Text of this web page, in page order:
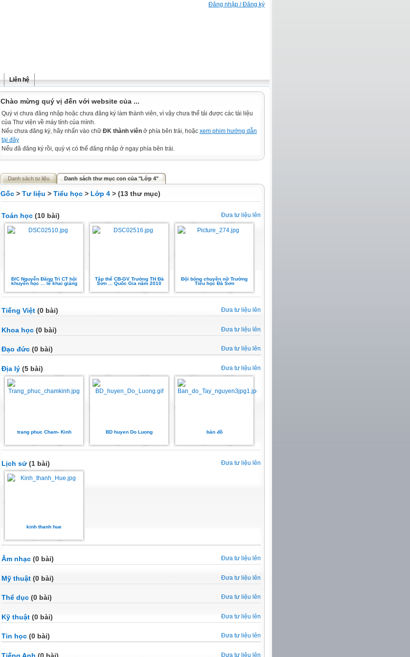
Đăng nhập / Đăng ký
Liên hệ
Chào mừng quý vị đến với website của ...
Quý vị chưa đăng nhập hoặc chưa đăng ký làm thành viên, vì vậy chưa thể tải được các tài liệu
của Thư viện về máy tính của mình.
Nếu chưa đăng ký, hãy nhấn vào chữ ĐK thành viên ở phía bên trái, hoặc xem phim hướng dẫn
tại đây
Nếu đã đăng ký rồi, quý vị có thể đăng nhập ở ngay phía bên trái.
Danh sách tư liệu Danh sách thư mục con của "Lớp 4"
Gốc > Tư liệu > Tiểu học > Lớp 4 > (13 thư mục)
Đưa tư liệu lên
Toán học (10 bài)
Đ/C Nguyễn Đăng Trì CT hội
khuyến học ... lễ khai giảng
Tập thể CB-GV Trường TH Đà
Sơn ... Quốc Gia năm 2010
Đội bóng chuyền nữ Trường
Tiểu học Đà Sơn
Đưa tư liệu lên
Tiếng Việt (0 bài)
Đưa tư liệu lên
Khoa học (0 bài)
Đưa tư liệu lên
Đạo đức (0 bài)
Đưa tư liệu lên
Địa lý (5 bài)
trang phuc Cham- Kinh BD huyen Do Luong bản đồ
Đưa tư liệu lên
Lịch sử(1 bài)
kinh thanh hue
Đưa tư liệu lên
Âm nhạc (0 bài)
Đưa tư liệu lên
Mỹ thuật (0 bài)
Đưa tư liệu lên
Thể dục (0 bài)
Đưa tư liệu lên
Kỹ thuật (0 bài)
Đưa tư liệu lên
Tin học (0 bài)
Đưa tư liệu lên